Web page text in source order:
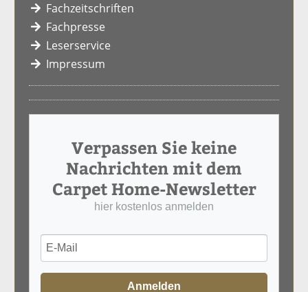
Fachzeitschriften
Fachpresse
Leserservice
Impressum
Verpassen Sie keine
Nachrichten mit dem
Carpet Home-Newsletter
hier kostenlos anmelden
Anmelden